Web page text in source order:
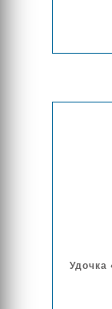
Удочка